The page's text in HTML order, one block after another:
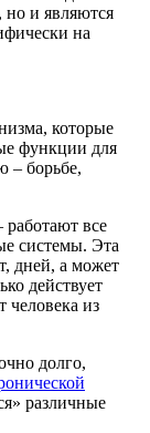
, но и являются
на
которые
функции для
– борьбе,
работают все
системы. Эта
дней, а может
действует
человека из
долго,
различные